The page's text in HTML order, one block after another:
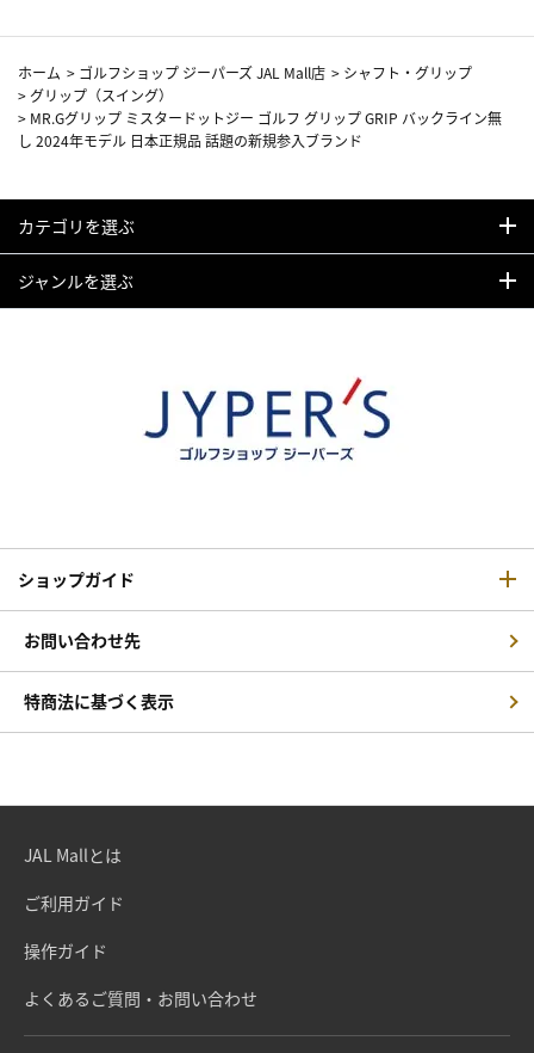
ホーム > ゴルフショップ ジーパーズ JAL Mall店 > シャフト・グリップ
> グリップ（スイング）
> MR.Gグリップ ミスタードットジー ゴルフ グリップ GRIP バックライン無
し 2024年モデル 日本正規品 話題の新規参入ブランド
カテゴリを選ぶ
ジャンルを選ぶ
ショップガイド
お問い合わせ先
特商法に基づく表示
JAL Mallとは
ご利用ガイド
操作ガイド
よくあるご質問・お問い合わせ